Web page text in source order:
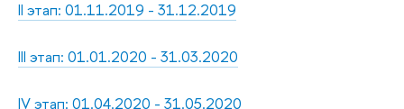
II этап: 01.11.2019 - 31.12.2019
III этап: 01.01.2020 - 31.03.2020
IV этап: 01.04.2020 - 31.05.2020